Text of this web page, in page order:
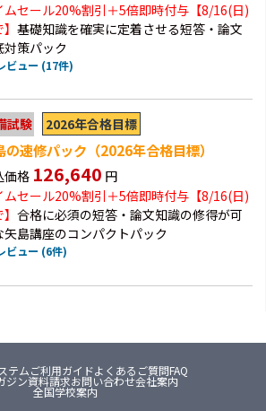
ムセール20%割引＋5倍即時付与【8/16(日)
基礎知識を確実に定着させる短答・論文
対策パック
ビュー (17件)
試験 2026年合格目標
の速修パック（2026年合格目標）
価格 126,640 円
ムセール20%割引＋5倍即時付与【8/16(日)
合格に必須の短答・論文知識の修得が可
矢島講座のコンパクトパック
ビュー (6件)
テムご利用ガイドよくあるご質問FAQ
ジン資料請求お問い合わせ会社案内
全国学校案内